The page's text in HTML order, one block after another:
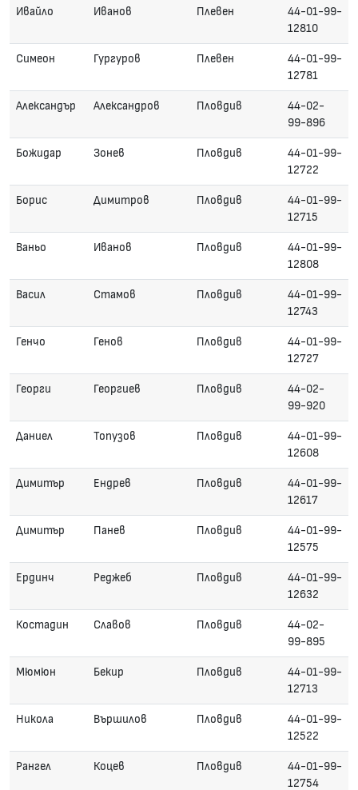
Ивайло Иванов Плевен
44-01-99-
12810
Симеон Гургуров Плевен
44-01-99-
12781
Александър Александров Пловдив
44-02-
99-896
Божидар Зонев Пловдив
44-01-99-
12722
Борис Димитров Пловдив
44-01-99-
12715
Ваньо Иванов Пловдив
44-01-99-
12808
Васил Стамов Пловдив
44-01-99-
12743
Генчо Генов Пловдив
44-01-99-
12727
Георги Георгиев Пловдив
44-02-
99-920
Даниел Топузов Пловдив
44-01-99-
12608
Димитър Ендрев Пловдив
44-01-99-
12617
Димитър Панев Пловдив
44-01-99-
12575
Ердинч Реджеб Пловдив
44-01-99-
12632
Костадин Славов Пловдив
44-02-
99-895
Мюмюн Бекир Пловдив
44-01-99-
12713
Никола Вършилов Пловдив
44-01-99-
12522
Рангел Коцев Пловдив
44-01-99-
12754